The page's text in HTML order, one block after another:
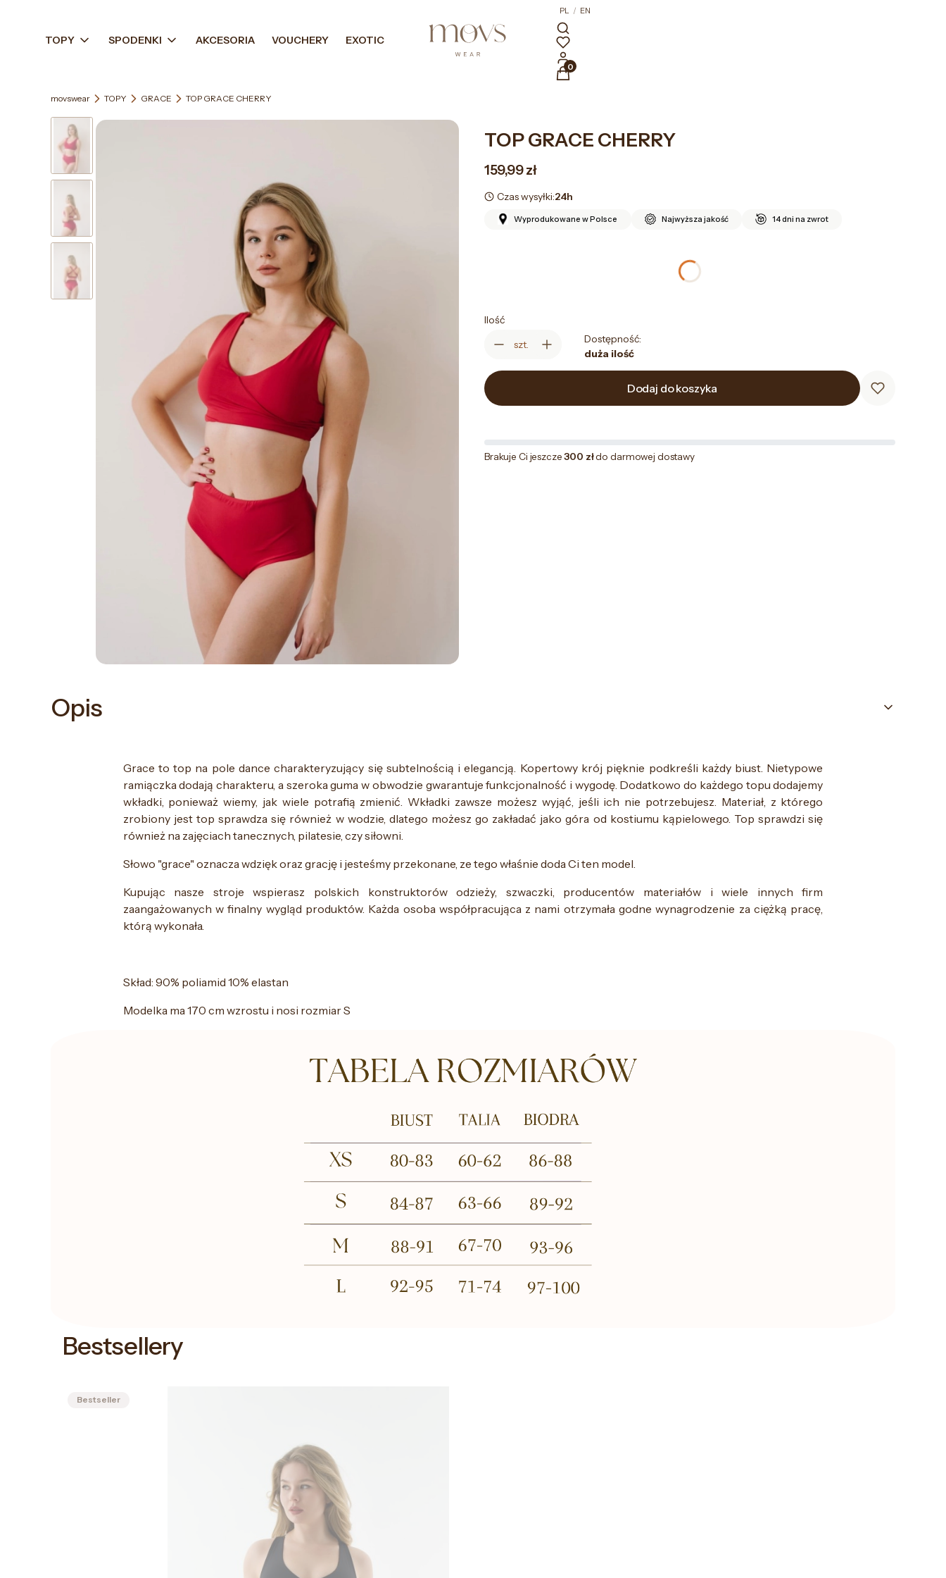
TOPY SPODENKI AKCESORIA VOUCHERY EXOTIC HIGH HEELS STROJE KĄPIELOWE
PL / EN
Produkty w koszyku: 0. Zobacz szczegóły
movswear TOPY GRACE TOP GRACE CHERRY
TOP GRACE CHERRY
Cena
159,99 zł
Czas wysyłki:24h
Wyprodukowane w Polsce Najwyższa jakość 14 dni na zwrot
Ilość
szt.
Dostępność:
duża ilość
Dodaj do koszyka
Brakuje Ci jeszcze300 złdo darmowej dostawy
Opis
Grace to top na pole dance charakteryzujący się subtelnością i elegancją. Kopertowy krój pięknie podkreśli każdy biust. Nietypowe
ramiączka dodają charakteru, a szeroka guma w obwodzie gwarantuje funkcjonalność i wygodę. Dodatkowo do każdego topu dodajemy
wkładki, ponieważ wiemy, jak wiele potrafią zmienić. Wkładki zawsze możesz wyjąć, jeśli ich nie potrzebujesz. Materiał, z którego
zrobiony jest top sprawdza się również w wodzie, dlatego możesz go zakładać jako góra od kostiumu kąpielowego. Top sprawdzi się
również na zajęciach tanecznych, pilatesie, czy siłowni.
Słowo "grace" oznacza wdzięk oraz grację i jesteśmy przekonane, ze tego właśnie doda Ci ten model.
Kupując nasze stroje wspierasz polskich konstruktorów odzieży, szwaczki, producentów materiałów i wiele innych firm
zaangażowanych w finalny wygląd produktów. Każda osoba współpracująca z nami otrzymała godne wynagrodzenie za ciężką pracę,
którą wykonała.
Skład: 90% poliamid 10% elastan
Modelka ma 170 cm wzrostu i nosi rozmiar S
Bestsellery
Bestseller